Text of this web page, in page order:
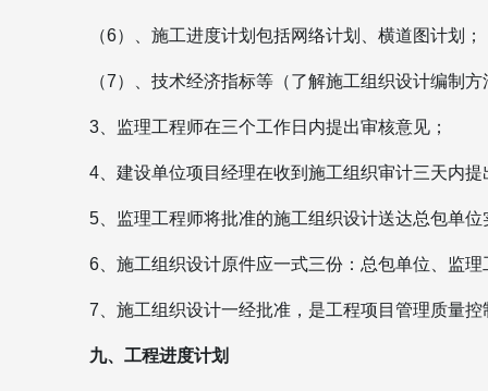
（6）、施工进度计划包括网络计划、横道图计划；
（7）、技术经济指标等（了解施工组织设计编制方
3、监理工程师在三个工作日内提出审核意见；
4、建设单位项目经理在收到施工组织审计三天内提
5、监理工程师将批准的施工组织设计送达总包单位
6、施工组织设计原件应一式三份：总包单位、监
7、施工组织设计一经批准，是工程项目管理质量
九、工程进度计划